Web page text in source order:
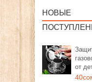
НОВЫЕ
от